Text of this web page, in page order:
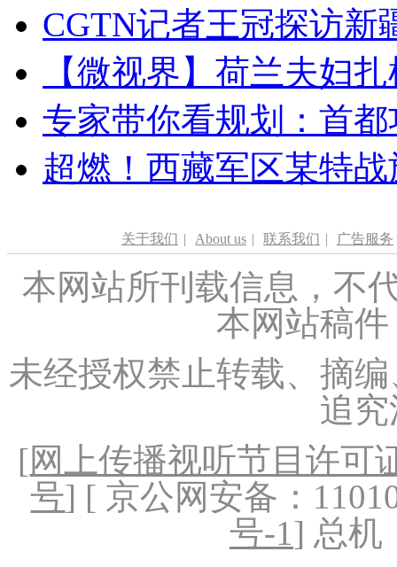
CGTN记者王冠探访新
【微视界】荷兰夫妇
专家带你看规划：首
超燃！西藏军区某特
关于我们 | About us | 联系我们 | 广告服务
本网站所刊载信息，不
本网站稿
未经授权禁止转载、摘
追
[网上传播视听节目许可
号] [ 京公网安备：
号-1] 总机